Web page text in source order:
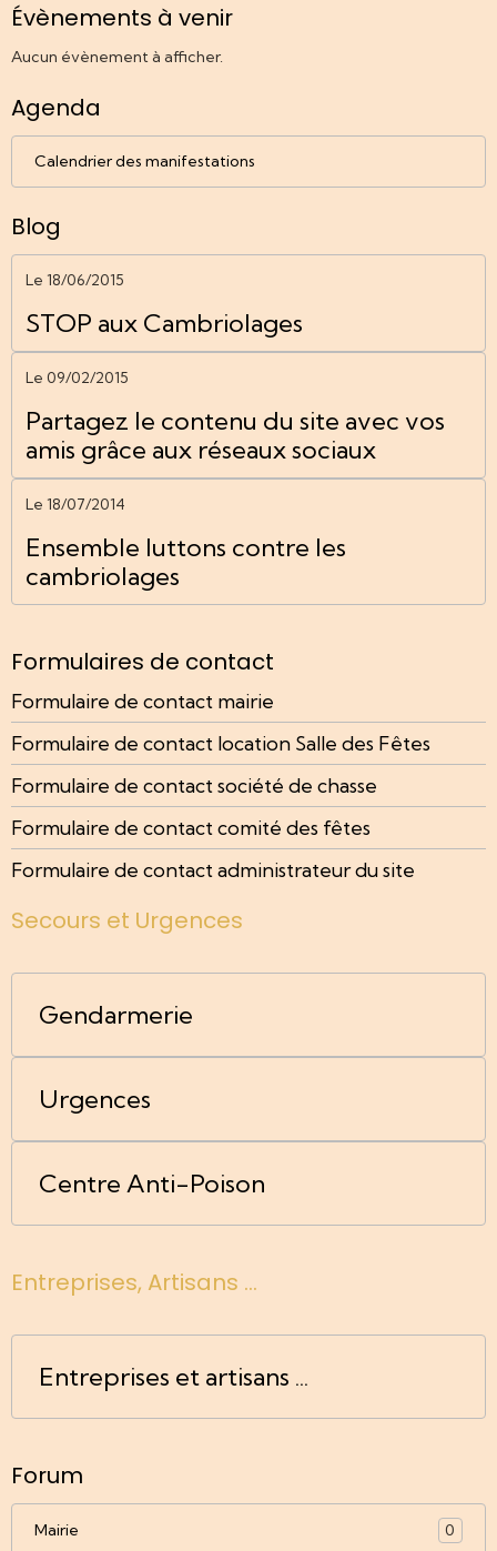
Évènements à venir
Aucun évènement à afficher.
Agenda
Calendrier des manifestations
Blog
Le 18/06/2015
STOP aux Cambriolages
Le 09/02/2015
Partagez le contenu du site avec vos
amis grâce aux réseaux sociaux
Le 18/07/2014
Ensemble luttons contre les
cambriolages
Formulaires de contact
Formulaire de contact mairie
Formulaire de contact location Salle des Fêtes
Formulaire de contact société de chasse
Formulaire de contact comité des fêtes
Formulaire de contact administrateur du site
Secours et Urgences
Gendarmerie
Urgences
Centre Anti-Poison
Entreprises, Artisans ...
Entreprises et artisans ...
Forum
Mairie 0